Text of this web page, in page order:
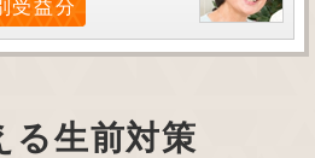
受益分
る生前対策